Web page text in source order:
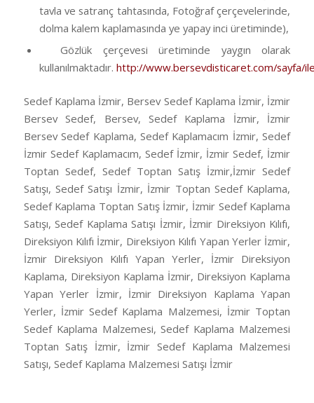
tavla ve satranç tahtasında, Fotoğraf çerçevelerinde,
dolma kalem kaplamasında ye yapay inci üretiminde),
Gözlük çerçevesi üretiminde yaygın olarak
kullanılmaktadır. http://www.bersevdisticaret.com/sayfa/
Sedef Kaplama İzmir, Bersev Sedef Kaplama İzmir, İzmir
Bersev Sedef, Bersev, Sedef Kaplama İzmir, İzmir
Bersev Sedef Kaplama, Sedef Kaplamacım İzmir, Sedef
İzmir Sedef Kaplamacım, Sedef İzmir, İzmir Sedef, İzmir
Toptan Sedef, Sedef Toptan Satış İzmir,İzmir Sedef
Satışı, Sedef Satışı İzmir, İzmir Toptan Sedef Kaplama,
Sedef Kaplama Toptan Satış İzmir, İzmir Sedef Kaplama
Satışı, Sedef Kaplama Satışı İzmir, İzmir Direksiyon Kılıfı,
Direksiyon Kılıfı İzmir, Direksiyon Kılıfı Yapan Yerler İzmir,
İzmir Direksiyon Kılıfı Yapan Yerler, İzmir Direksiyon
Kaplama, Direksiyon Kaplama İzmir, Direksiyon Kaplama
Yapan Yerler İzmir, İzmir Direksiyon Kaplama Yapan
Yerler, İzmir Sedef Kaplama Malzemesi, İzmir Toptan
Sedef Kaplama Malzemesi, Sedef Kaplama Malzemesi
Toptan Satış İzmir, İzmir Sedef Kaplama Malzemesi
Satışı, Sedef Kaplama Malzemesi Satışı İzmir